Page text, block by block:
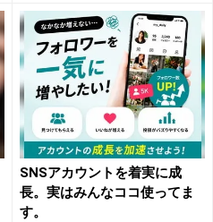
SNSアカウントを着実に成
長。実はみんなココ使ってま
す。